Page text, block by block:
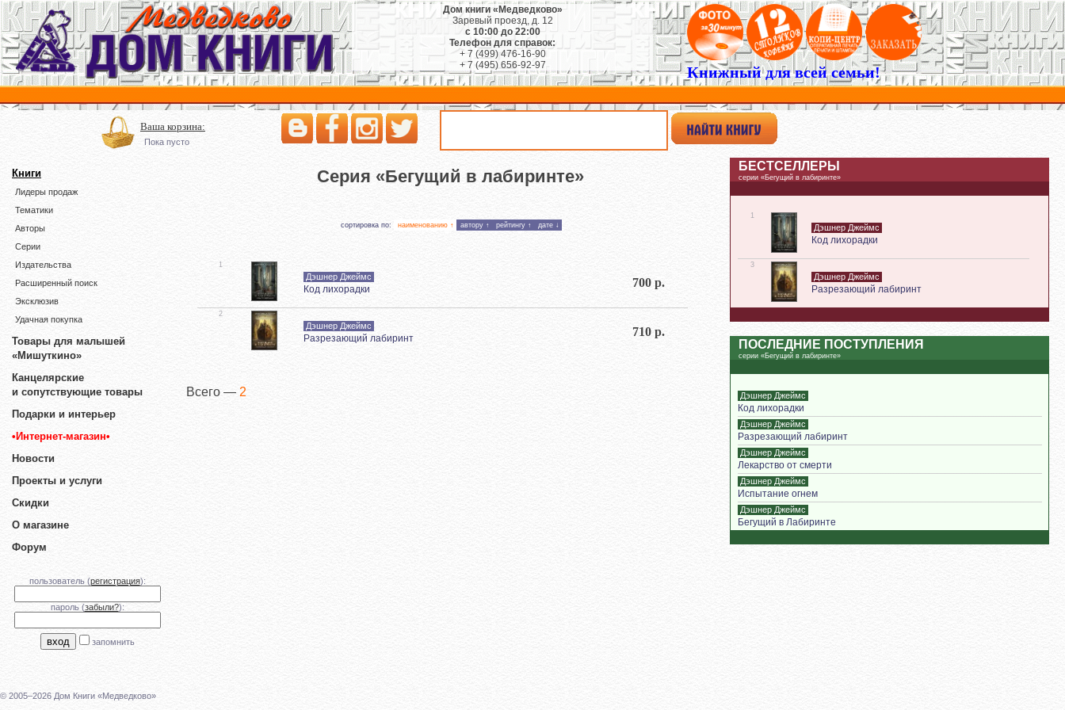
Дом книги «Медведково»
Заревый проезд, д. 12
с 10:00 до 22:00
Телефон для справок:
+ 7 (499) 476-16-90
+ 7 (495) 656-92-97
Книжный для всей семьи!
Ваша корзина:
Пока пусто
Книги
Лидеры продаж
Тематики
Авторы
Серии
Издательства
Расширенный поиск
Эксклюзив
Удачная покупка
Товары для малышей
«Мишуткино»
Канцелярские
и сопутствующие товары
Подарки и интерьер
•Интернет-магазин•
Новости
Проекты и услуги
Скидки
О магазине
Форум
пользователь (регистрация):
пароль (забыли?):
запомнить
© 2005–2026 Дом Книги «Медведково»
Серия «Бегущий в лабиринте»
сортировка по: наименованию ↑ автору ↑ рейтингу ↑ дате ↓
1
Дэшнер Джеймс
Код лихорадки 700 р.
2
Дэшнер Джеймс
Разрезающий лабиринт 710 р.
Всего — 2
БЕСТСЕЛЛЕРЫ
серии «Бегущий в лабиринте»
1
Дэшнер Джеймс
Код лихорадки
3
Дэшнер Джеймс
Разрезающий лабиринт
ПОСЛЕДНИЕ ПОСТУПЛЕНИЯ
серии «Бегущий в лабиринте»
Дэшнер Джеймс
Код лихорадки
Дэшнер Джеймс
Разрезающий лабиринт
Дэшнер Джеймс
Лекарство от смерти
Дэшнер Джеймс
Испытание огнем
Дэшнер Джеймс
Бегущий в Лабиринте